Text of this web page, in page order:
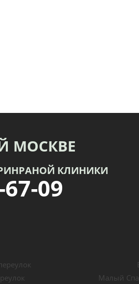
МОСКВЕ
КЛИНИКИ
09
Малый